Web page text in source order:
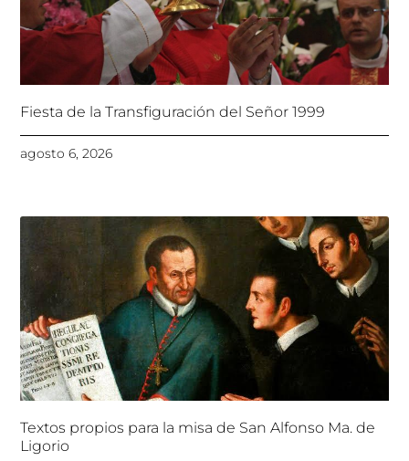
Fiesta de la Transfiguración del Señor 1999
agosto 6, 2026
Textos propios para la misa de San Alfonso Ma. de
Ligorio